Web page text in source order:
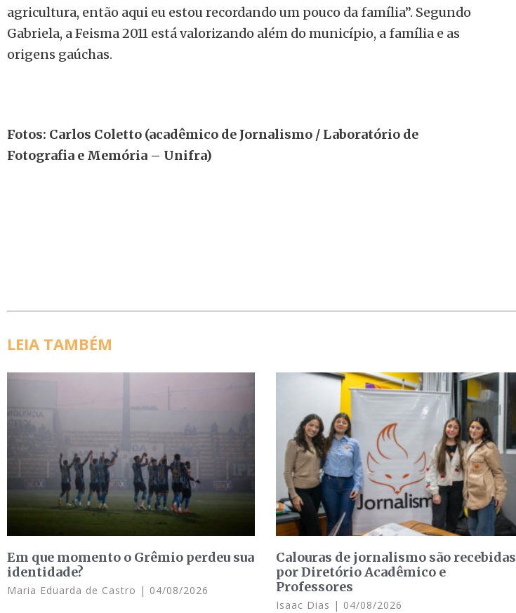
agricultura, então aqui eu estou recordando um pouco da família”. Segundo
Gabriela, a Feisma 2011 está valorizando além do município, a família e as
origens gaúchas.
Fotos: Carlos Coletto (acadêmico de Jornalismo / Laboratório de
Fotografia e Memória – Unifra)
LEIA TAMBÉM
Em que momento o Grêmio perdeu sua
identidade?
Maria Eduarda de Castro 04/08/2026
Calouras de jornalismo são recebidas
por Diretório Acadêmico e
Professores
Isaac Dias 04/08/2026